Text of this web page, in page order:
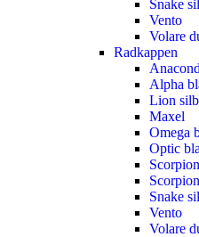
Snake
Vento
Volare
Radkappen
Alpha
Lion
Maxel
Omega
Optic
Scorpion
Snake
Vento
Volare